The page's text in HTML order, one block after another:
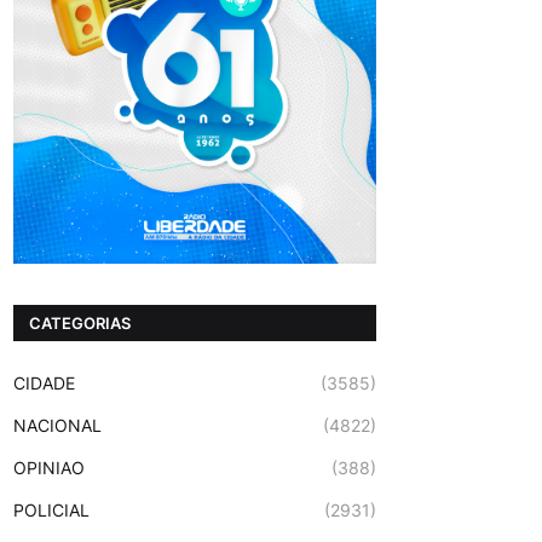
CATEGORIAS
CIDADE (3585)
NACIONAL (4822)
OPINIAO (388)
POLICIAL (2931)